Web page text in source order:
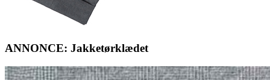
ANNONCE: Jakketørklædet